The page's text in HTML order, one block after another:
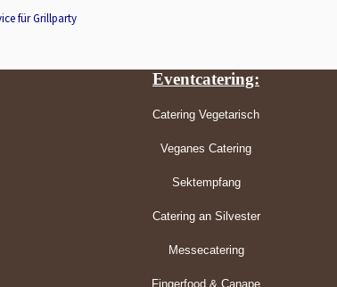
Eventcatering:
Catering Vegetarisch
Veganes Catering
Sektempfang
Catering an Silvester
Messecatering
Fingerfood & Canape